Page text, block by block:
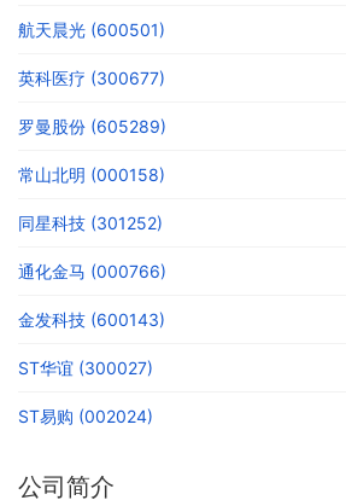
航天晨光 (600501)
英科医疗 (300677)
罗曼股份 (605289)
常山北明 (000158)
同星科技 (301252)
通化金马 (000766)
金发科技 (600143)
ST华谊 (300027)
ST易购 (002024)
公司简介